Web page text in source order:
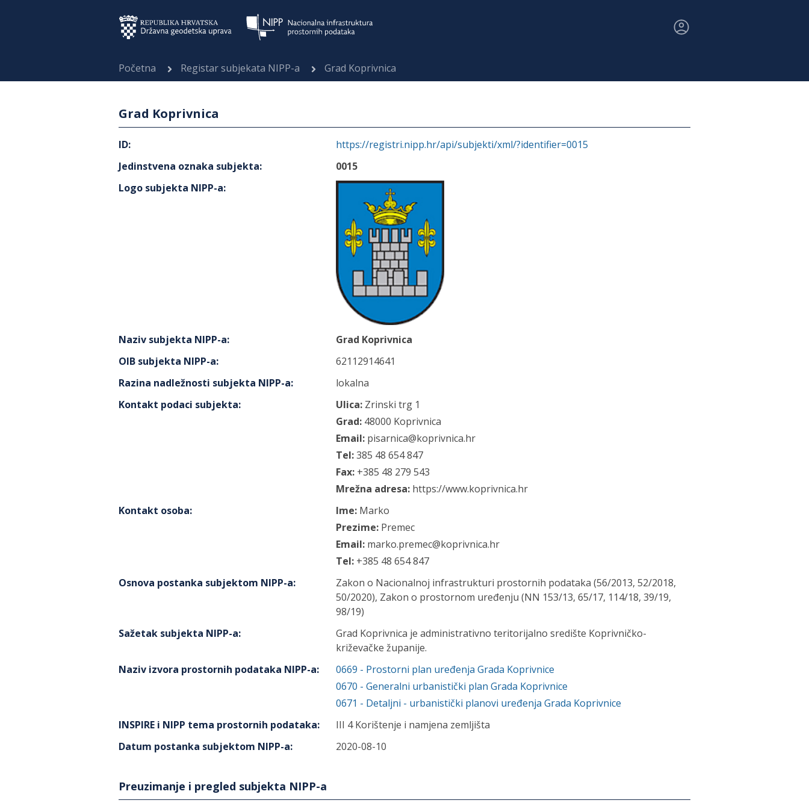
Početna Registar subjekata NIPP-a Grad Koprivnica
Grad Koprivnica
ID:
https://registri.nipp.hr/api/subjekti/xml/?identifier=0015
Jedinstvena oznaka subjekta:
0015
Logo subjekta NIPP-a:
Naziv subjekta NIPP-a:
Grad Koprivnica
OIB subjekta NIPP-a:
62112914641
Razina nadležnosti subjekta NIPP-a:
lokalna
Kontakt podaci subjekta: Ulica: Zrinski trg 1
Grad: 48000 Koprivnica
Email: pisarnica@koprivnica.hr
Tel:385 48 654 847
Fax: +385 48 279 543
Mrežna adresa: https://www.koprivnica.hr
Kontakt osoba: Ime: Marko
Prezime: Premec
Email: marko.premec@koprivnica.hr
Tel: +385 48 654 847
Osnova postanka subjektom NIPP-a:
Zakon o Nacionalnoj infrastrukturi prostornih podataka (56/2013, 52/2018,
50/2020), Zakon o prostornom uređenju (NN 153/13, 65/17, 114/18, 39/19,
98/19)
Sažetak subjekta NIPP-a:
Grad Koprivnica je administrativno teritorijalno središte Koprivničko-
križevačke županije.
Naziv izvora prostornih podataka NIPP-a: 0669 - Prostorni plan uređenja Grada Koprivnice
0670 - Generalni urbanistički plan Grada Koprivnice
0671 - Detaljni - urbanistički planovi uređenja Grada Koprivnice
INSPIRE i NIPP tema prostornih podataka:
III 4 Korištenje i namjena zemljišta
Datum postanka subjektom NIPP-a: 2020-08-10
Preuzimanje i pregled subjekta NIPP-a